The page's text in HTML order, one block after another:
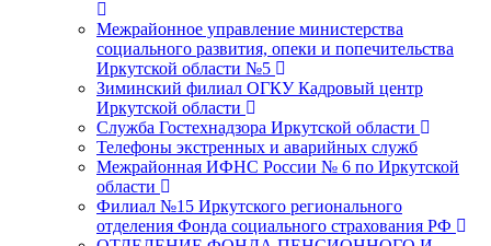
Межрайонное управление министерства
социального развития, опеки и попечительства
Иркутской области №5
Зиминский филиал ОГКУ Кадровый центр
Иркутской области
Служба Гостехнадзора Иркутской области
Телефоны экстренных и аварийных служб
Межрайонная ИФНС России № 6 по Иркутской
области
Филиал №15 Иркутского регионального
отделения Фонда социального страхования РФ